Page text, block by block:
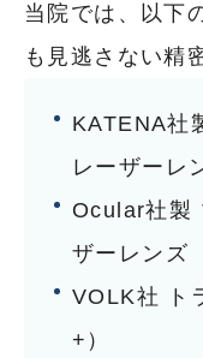
当院では、以下
も見逃さない精
KATENA社
レーザーレ
Ocular社製
ザーレンズ
VOLK社 ト
+）